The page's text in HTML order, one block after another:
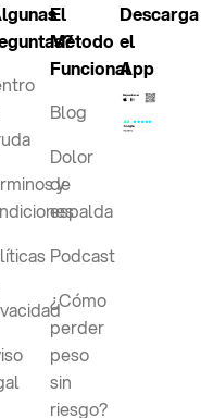
y
El
Método
Funcional
Blog
Dolor
de
espalda
Podcast
¿Cómo
perder
peso
sin
riesgo?
Descarga
el
App